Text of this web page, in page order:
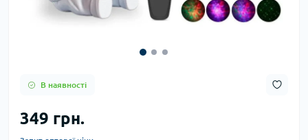
В наявності
349 грн.